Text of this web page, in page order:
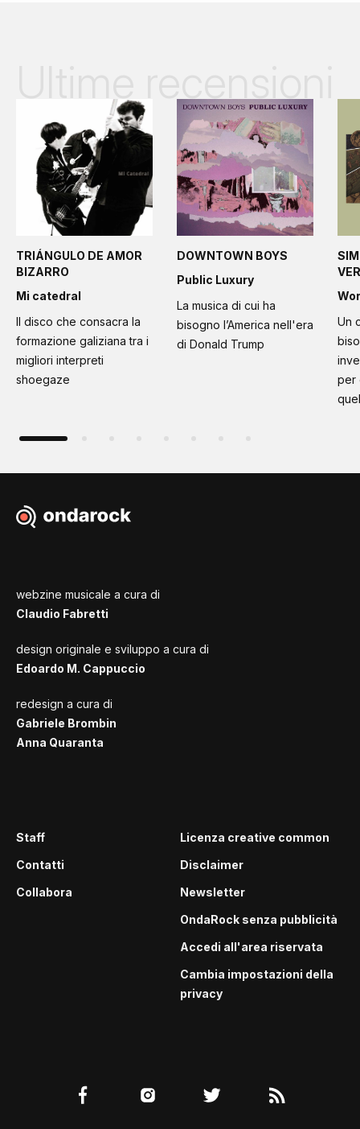
TRIÁNGULO DE AMOR
BIZARRO
Mi catedral
Il disco che consacra la
formazione galiziana tra i
migliori interpreti
shoegaze
DOWNTOWN BOYS
Public Luxury
La musica di cui ha
bisogno l’America nell'era
di Donald Trump
Un
per
webzine musicale a cura di
Claudio Fabretti
design originale e sviluppo a cura di
Edoardo M. Cappuccio
redesign a cura di
Gabriele Brombin
Anna Quaranta
Staff
Contatti
Collabora
Licenza creative common
Disclaimer
Newsletter
OndaRock senza pubblicità
Accedi all'area riservata
Cambia impostazioni della
privacy